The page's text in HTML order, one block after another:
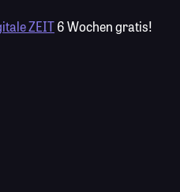
ZEIT6 Wochen gratis!